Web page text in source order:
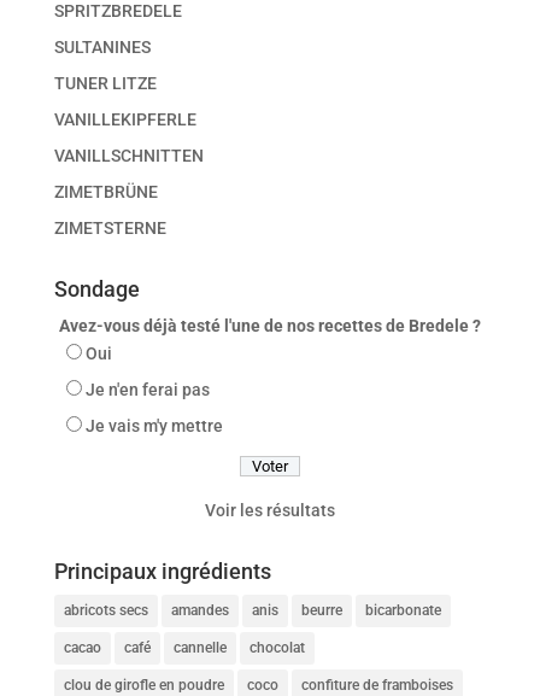
SPRITZBREDELE
SULTANINES
TUNER LITZE
VANILLEKIPFERLE
VANILLSCHNITTEN
ZIMETBRÜNE
ZIMETSTERNE
Sondage
Avez-vous déjà testé l'une de nos recettes de Bredele ?
Oui
Je n'en ferai pas
Je vais m'y mettre
Voir les résultats
Principaux ingrédients
abricots secs amandes anis beurre bicarbonate
cacao café cannelle chocolat
clou de girofle en poudre coco confiture de framboises